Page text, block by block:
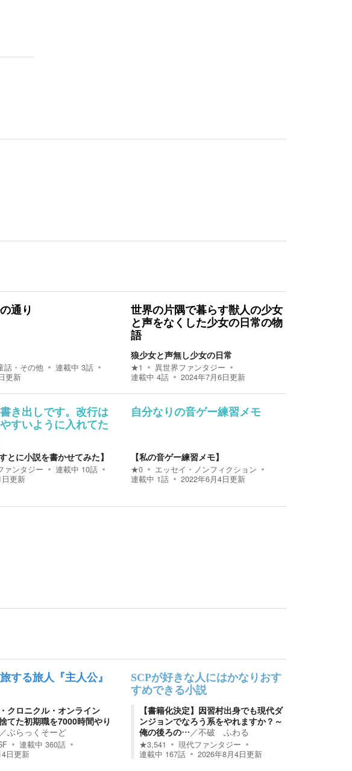
通り
話・その他 連載中 3話
更新
世界の片隅で暮らす獣人の少女
と声をなくした少女の日常の物
語
狼少女と声無し少女の日常
★1
異世界ファンタジー
連載中 4話 2024年7月6日更新
き出しです。改行は
すいように入れてた
とに小説を書かせてみた】
ァンタジー 連載中 10話
更新
自分なりの音ゲー練習メモ
【私の音ゲー練習メモ】
★0
エッセイ・ノンフィクション
連載中 1話 2022年6月4日更新
する旅人『主人公』
クロニクル・オンライン
てた初期職を7000時間やり
／ぶらっくそーど
連載中 360話
日更新
SCPが好きな人にはかなりおす
すめできる小説
【書籍化決定】因習村出身でも現代ダ
ンジョンでなろう系をやれますか？～
俺の後ろの…／不破 ふわる
★3,541
現代ファンタジー
連載中 167話 2026年8月4日更新